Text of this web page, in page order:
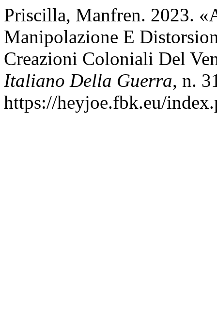
Priscilla, Manfren. 2023.
Manipolazione E
Creazioni Coloniali Del
Italiano Della Guerra, n.
https://heyjoe.fbk.eu/